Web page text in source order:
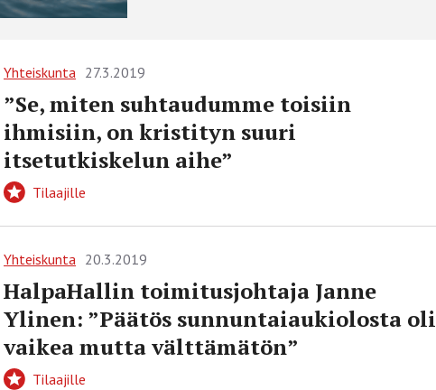
Yhteiskunta 27.3.2019
”Se, miten suhtaudumme toisiin
ihmisiin, on kristityn suuri
itsetutkiskelun aihe”
Tilaajille
Yhteiskunta 20.3.2019
HalpaHallin toimitusjohtaja Janne
Ylinen: ”Päätös sunnuntaiaukiolosta oli
vaikea mutta välttämätön”
Tilaajille